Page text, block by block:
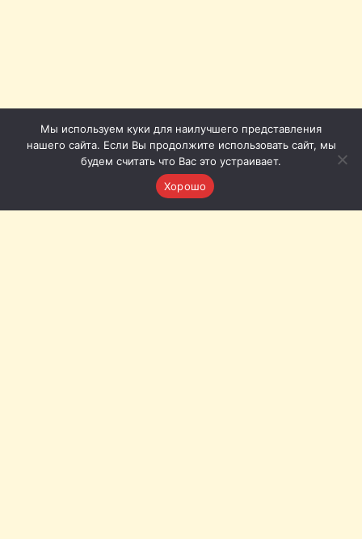
Мы используем куки для наилучшего представления
нашего сайта. Если Вы продолжите использовать сайт, мы
будем считать что Вас это устраивает.
Хорошо